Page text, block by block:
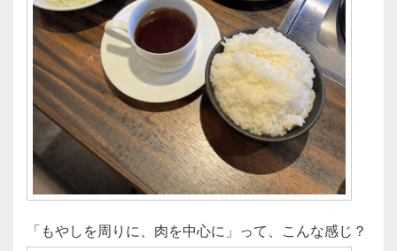
「もやしを周りに、肉を中心に」って、こんな感じ？